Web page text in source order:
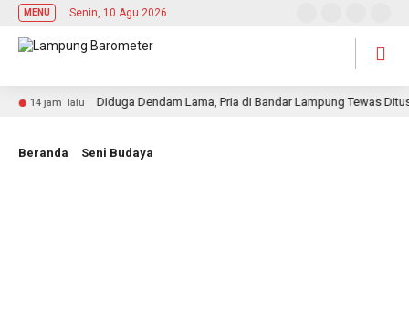
MENU Senin, 10 Agu 2026
14 jam lalu Diduga Dendam Lama, Pria di Bandar Lampung Tewas Ditusuk
Beranda Seni Budaya